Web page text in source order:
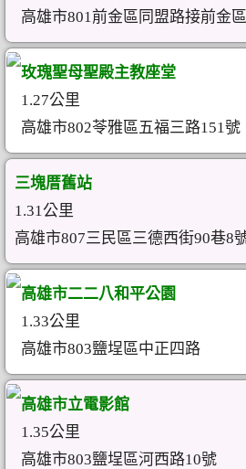
高雄市801前金區同盟路接前金
玫瑰聖母聖殿主教座堂
1.27公里
高雄市802苓雅區五福三路151號
三塊厝舊站
1.31公里
高雄市807三民區三德西街90巷8
高雄市二二八和平公園
1.33公里
高雄市803鹽埕區中正四路
高雄市立電影館
1.35公里
高雄市803鹽埕區河西路10號